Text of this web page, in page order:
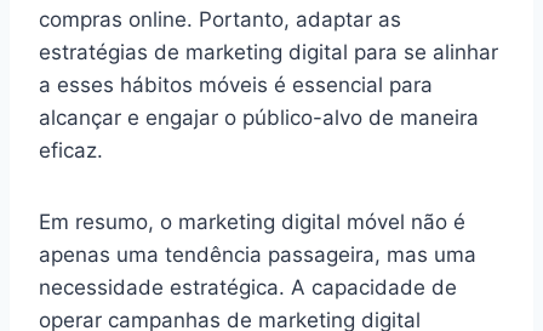
compras online. Portanto, adaptar as
estratégias de marketing digital para se alinhar
a esses hábitos móveis é essencial para
alcançar e engajar o público-alvo de maneira
eficaz.
Em resumo, o marketing digital móvel não é
apenas uma tendência passageira, mas uma
necessidade estratégica. A capacidade de
operar campanhas de marketing digital